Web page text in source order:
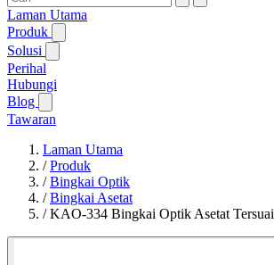
Laman Utama
Produk
Solusi
Perihal
Hubungi
Blog
Tawaran
Laman Utama
/Produk
/Bingkai Optik
/Bingkai Asetat
/KAO-334 Bingkai Optik Asetat Tersuai